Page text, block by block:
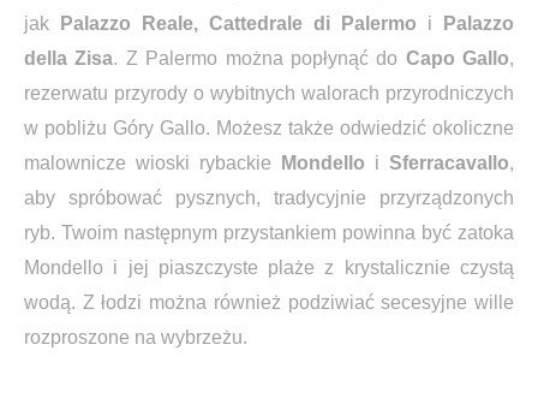
jak
Palazzo Reale, Cattedrale di Palermo i
Palazzo
della Zisa. Z Palermo można popłynąć do Capo Gallo,
rezerwatu przyrody o wybitnych walorach przyrodniczych
w pobliżu Góry Gallo. Możesz także odwiedzić okoliczne
malownicze wioski rybackie
Mondello i Sferracavallo,
aby spróbować pysznych, tradycyjnie przyrządzonych
ryb. Twoim następnym przystankiem powinna być zatoka
Mondello i jej piaszczyste plaże z krystalicznie czystą
wodą. Z łodzi można również podziwiać secesyjne wille
rozproszone na wybrzeżu.